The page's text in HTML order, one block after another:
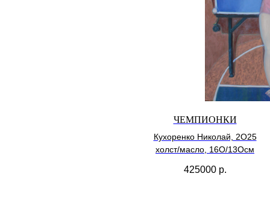
ЧЕМПИОНКИ
Кухоренко Николай, 2О25
холст/масло, 16О/13Осм
425000 р.